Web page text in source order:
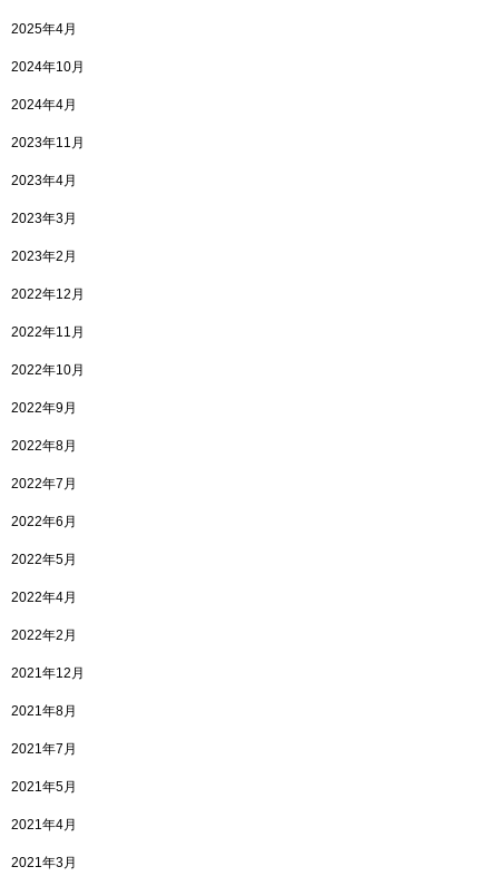
2025年4月
2024年10月
2024年4月
2023年11月
2023年4月
2023年3月
2023年2月
2022年12月
2022年11月
2022年10月
2022年9月
2022年8月
2022年7月
2022年6月
2022年5月
2022年4月
2022年2月
2021年12月
2021年8月
2021年7月
2021年5月
2021年4月
2021年3月